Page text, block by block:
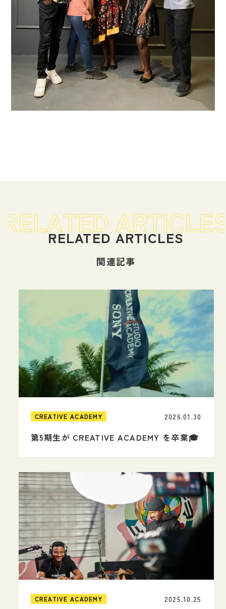
関連記事
CREATIVE ACADEMY
第5期生が CREATIVE ACADEMY を卒業🎓
2026.01.30
CREATIVE ACADEMY 2025.10.25